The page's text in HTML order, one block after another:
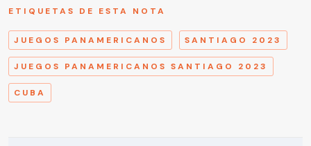
ETIQUETAS DE ESTA NOTA
JUEGOS PANAMERICANOS SANTIAGO 2023
JUEGOS PANAMERICANOS SANTIAGO 2023
CUBA